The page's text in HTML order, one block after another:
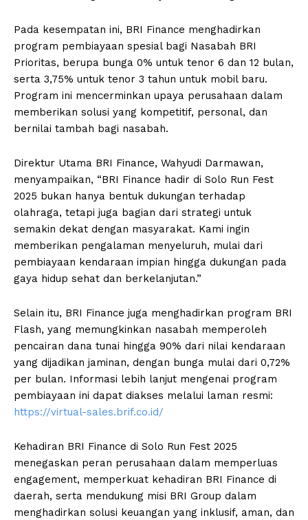
Pada kesempatan ini, BRI Finance menghadirkan
program pembiayaan spesial bagi Nasabah BRI
Prioritas, berupa bunga 0% untuk tenor 6 dan 12 bulan,
serta 3,75% untuk tenor 3 tahun untuk mobil baru.
Program ini mencerminkan upaya perusahaan dalam
memberikan solusi yang kompetitif, personal, dan
bernilai tambah bagi nasabah.
Direktur Utama BRI Finance, Wahyudi Darmawan,
menyampaikan, “BRI Finance hadir di Solo Run Fest
2025 bukan hanya bentuk dukungan terhadap
olahraga, tetapi juga bagian dari strategi untuk
semakin dekat dengan masyarakat. Kami ingin
memberikan pengalaman menyeluruh, mulai dari
pembiayaan kendaraan impian hingga dukungan pada
gaya hidup sehat dan berkelanjutan.”
Selain itu, BRI Finance juga menghadirkan program BRI
Flash, yang memungkinkan nasabah memperoleh
pencairan dana tunai hingga 90% dari nilai kendaraan
yang dijadikan jaminan, dengan bunga mulai dari 0,72%
per bulan. Informasi lebih lanjut mengenai program
pembiayaan ini dapat diakses melalui laman resmi:
https://virtual-sales.brif.co.id/
Kehadiran BRI Finance di Solo Run Fest 2025
menegaskan peran perusahaan dalam memperluas
engagement, memperkuat kehadiran BRI Finance di
daerah, serta mendukung misi BRI Group dalam
menghadirkan solusi keuangan yang inklusif, aman, dan